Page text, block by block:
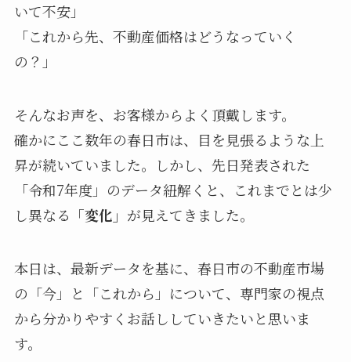
いて不安」
「これから先、不動産価格はどうなっていく
の？」
そんなお声を、お客様からよく頂戴します。
確かにここ数年の春日市は、目を見張るような上
昇が続いていました。しかし、先日発表された
「令和7年度」のデータ紐解くと、これまでとは少
し異なる 「変化」 が見えてきました。
本日は、最新データを基に、春日市の不動産市場
の「今」と「これから」について、専門家の視点
から分かりやすくお話ししていきたいと思いま
す。